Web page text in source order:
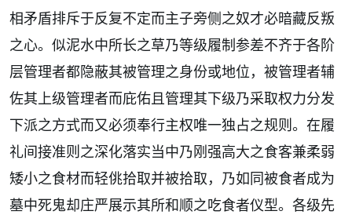
相矛盾排斥于反复不定而主子旁侧之奴才必暗藏反叛
之心。似泥水中所长之草乃等级履制参差不齐于各阶
层管理者都隐蔽其被管理之身份或地位，被管理者辅
佐其上级管理者而庇佑且管理其下级乃采取权力分发
下派之方式而又必须奉行主权唯一独占之规则。在履
礼间接准则之深化落实当中乃刚强高大之食客兼柔弱
矮小之食材而轻佻拾取并被拾取，乃如同被食者成为
墓中死鬼却庄严展示其所和顺之吃食者仪型。各级先